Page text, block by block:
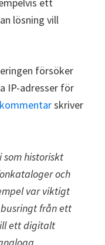
lösning vill
försöker
IP-adresser för
skriver
historiskt
och
var viktigt
från ett
ett digitalt